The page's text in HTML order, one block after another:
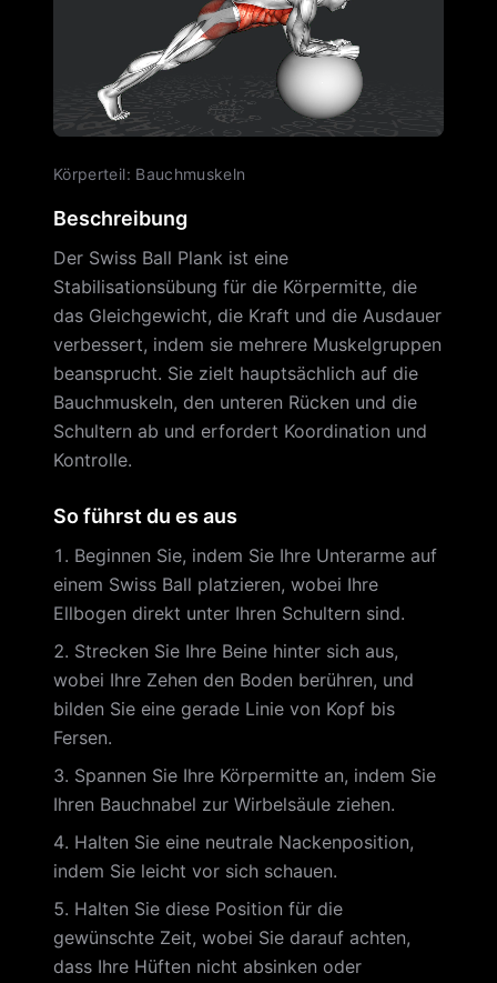
Körperteil: Bauchmuskeln
Beschreibung
Der Swiss Ball Plank ist eine
Stabilisationsübung für die Körpermitte, die
das Gleichgewicht, die Kraft und die Ausdauer
verbessert, indem sie mehrere Muskelgruppen
beansprucht. Sie zielt hauptsächlich auf die
Bauchmuskeln, den unteren Rücken und die
Schultern ab und erfordert Koordination und
Kontrolle.
So führst du es aus
Beginnen Sie, indem Sie Ihre Unterarme auf
einem Swiss Ball platzieren, wobei Ihre
Ellbogen direkt unter Ihren Schultern sind.
Strecken Sie Ihre Beine hinter sich aus,
wobei Ihre Zehen den Boden berühren, und
bilden Sie eine gerade Linie von Kopf bis
Fersen.
Spannen Sie Ihre Körpermitte an, indem Sie
Ihren Bauchnabel zur Wirbelsäule ziehen.
Halten Sie eine neutrale Nackenposition,
indem Sie leicht vor sich schauen.
Halten Sie diese Position für die
gewünschte Zeit, wobei Sie darauf achten,
dass Ihre Hüften nicht absinken oder